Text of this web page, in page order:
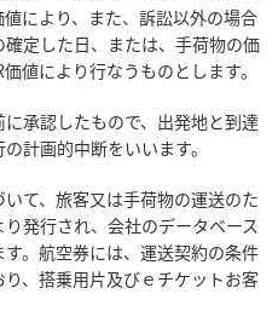
により、また、訴訟以外の場合
定した日、または、手荷物の価
値により行なうものとします。
に承認したもので、出発地と到達
計画的中断をいいます。
いて、旅客又は手荷物の運送のた
発行され、会社のデータベース
。航空券には、運送契約の条件
、搭乗用片及びｅチケットお客